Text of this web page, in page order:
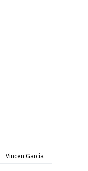
Vincen Garcia